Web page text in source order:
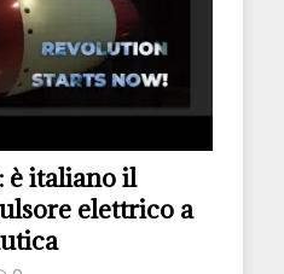
è italiano il
elettrico a